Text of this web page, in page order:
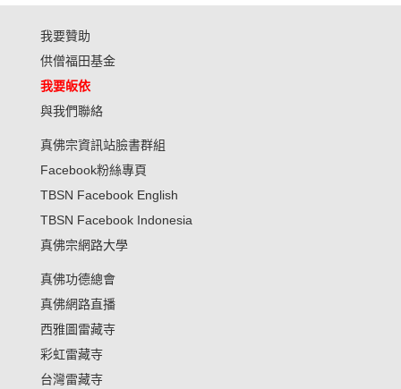
我要贊助
供僧福田基金
我要皈依
與我們聯絡
真佛宗資訊站臉書群組
Facebook粉絲專頁
TBSN Facebook English
TBSN Facebook Indonesia
真佛宗網路大學
真佛功德總會
真佛網路直播
西雅圖雷藏寺
彩虹雷藏寺
台灣雷藏寺